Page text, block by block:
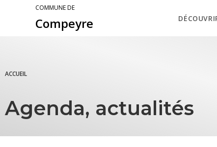
COMMUNE DE
Compeyre
ACCUEIL
Agenda, actualités